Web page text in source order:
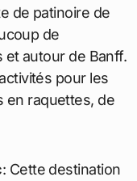
de patinoire de
de
et autour de Banff.
pour les
en raquettes, de
: Cette destination